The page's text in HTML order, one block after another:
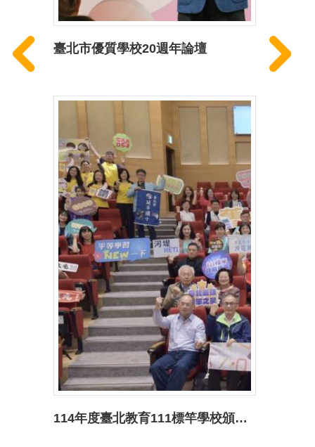
臺北市優質學校20週年論壇
114年度臺北教育111標竿學校頒獎典禮